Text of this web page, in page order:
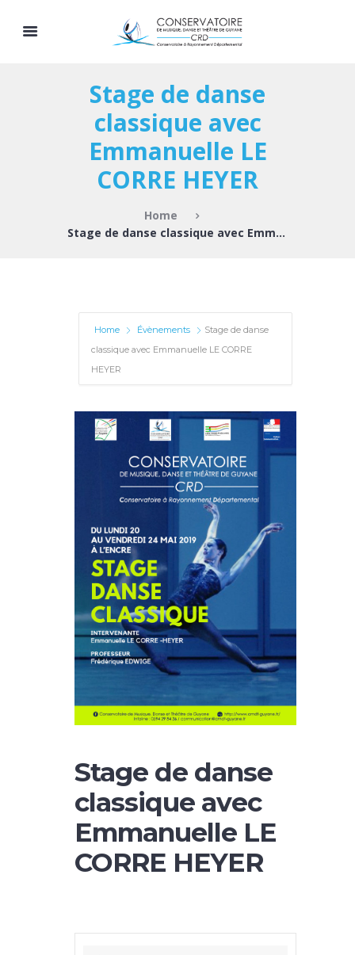
Stage de danse
classique avec
Emmanuelle LE
CORRE HEYER
Home
Stage de danse classique avec Emmanuelle LE...
Home Évènements
Stage de danse
classique avec Emmanuelle LE CORRE
HEYER
Stage de danse
classique avec
Emmanuelle LE
CORRE HEYER